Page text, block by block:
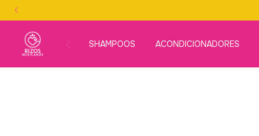
SHAMPOOS ACONDICIONADORES